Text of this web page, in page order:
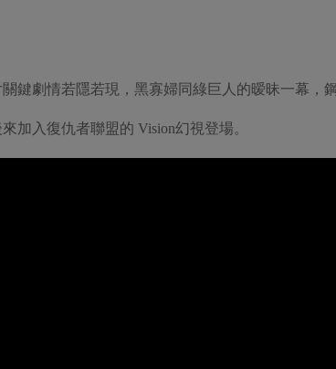
鍵劇情若隱若現，黑寡婦同綠巨人的暧昧一幕，
加入復仇者聯盟的 Vision幻視登場。